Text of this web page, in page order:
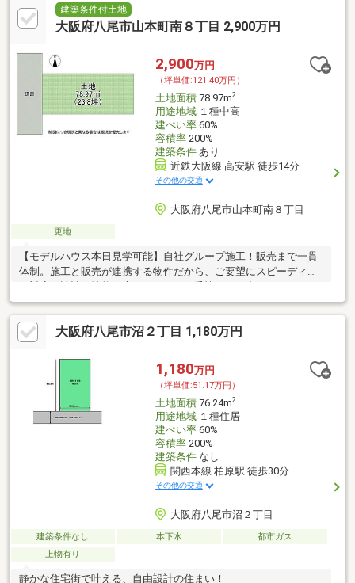
建築条件付土地
大阪府八尾市山本町南８丁目 2,900万円
2,900万円
（坪単価:121.40万円）
土地面積78.97m2
用途地域１種中高
建ぺい率60%
容積率200%
建築条件あり
近鉄大阪線 高安駅 徒歩14分
その他の交通
大阪府八尾市山本町南８丁目
更地
【モデルハウス本日見学可能】自社グループ施工！販売まで一貫
体制。施工と販売が連携する物件だから、ご要望にスピーディー
大阪府八尾市沼２丁目 1,180万円
1,180万円
（坪単価:51.17万円）
土地面積76.24m2
用途地域１種住居
建ぺい率60%
容積率200%
建築条件なし
関西本線 柏原駅 徒歩30分
その他の交通
大阪府八尾市沼２丁目
建築条件なし 本下水
都市ガス
上物有り
静かな住宅街で叶える、自由設計の住まい！